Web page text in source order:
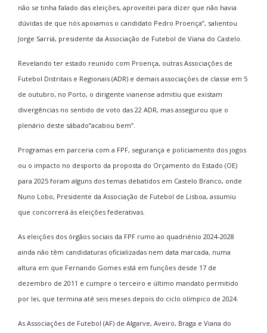
não se tinha falado das eleições, aproveitei para dizer que não havia
dúvidas de que nós apoiamos o candidato Pedro Proença”, salientou
Jorge Sarriá, presidente da Associação de Futebol de Viana do Castelo.
Revelando ter estado reunido com Proença, outras Associações de
Futebol Distritais e Regionais (ADR) e demais associações de classe em 5
de outubro, no Porto, o dirigente vianense admitiu que existam
divergências no sentido de voto das 22 ADR, mas assegurou que o
plenário deste sábado”acabou bem”.
Programas em parceria com a FPF, segurança e policiamento dos jogos
ou o impacto no desporto da proposta do Orçamento do Estado (OE)
para 2025 foram alguns dos temas debatidos em Castelo Branco, onde
Nuno Lobo, Presidente da Associação de Futebol de Lisboa, assumiu
que concorrerá às eleições federativas.
As eleições dos órgãos sociais da FPF rumo ao quadriénio 2024-2028
ainda não têm candidaturas oficializadas nem data marcada, numa
altura em que Fernando Gomes está em funções desde 17 de
dezembro de 2011 e cumpre o terceiro e último mandato permitido
por lei, que termina até seis meses depois do ciclo olímpico de 2024.
As Associações de Futebol (AF) de Algarve, Aveiro, Braga e Viana do